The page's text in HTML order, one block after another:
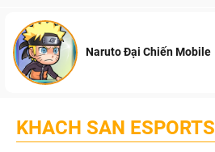
Naruto Đại Chiến Mobile
KHACH SAN ESPORTS